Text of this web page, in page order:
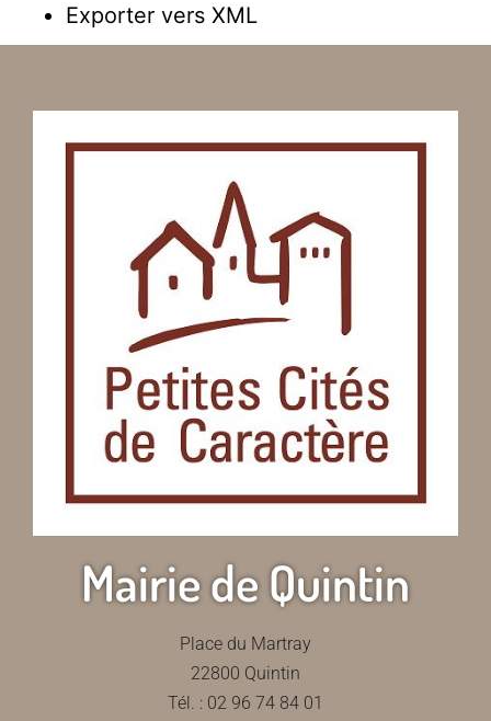
Exporter vers XML
Mairie de Quintin
Place du Martray
22800 Quintin
Tél. : 02 96 74 84 01